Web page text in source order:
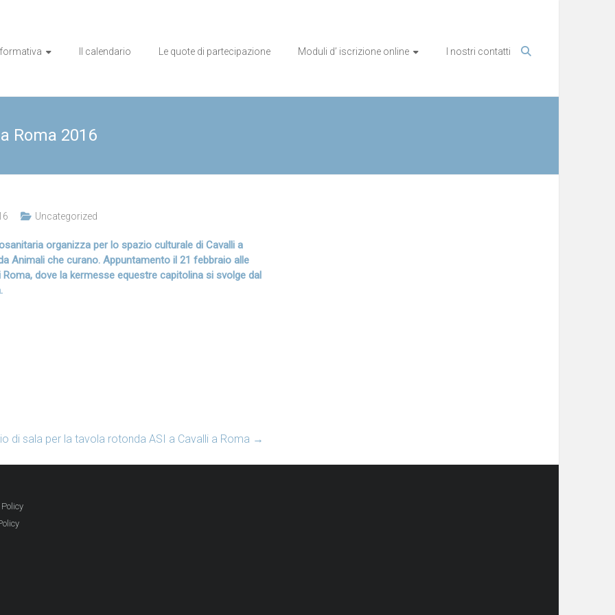
formativa Il calendario Le quote di partecipazione Moduli d’ iscrizione online I nostri contatti
Roma 2016
Uncategorized
organizza per lo spazio culturale di Cavalli a
Animali che curano. Appuntamento il 21 febbraio alle
Roma, dove la kermesse equestre capitolina si svolge dal
di sala per la tavola rotonda ASI a Cavalli a Roma →